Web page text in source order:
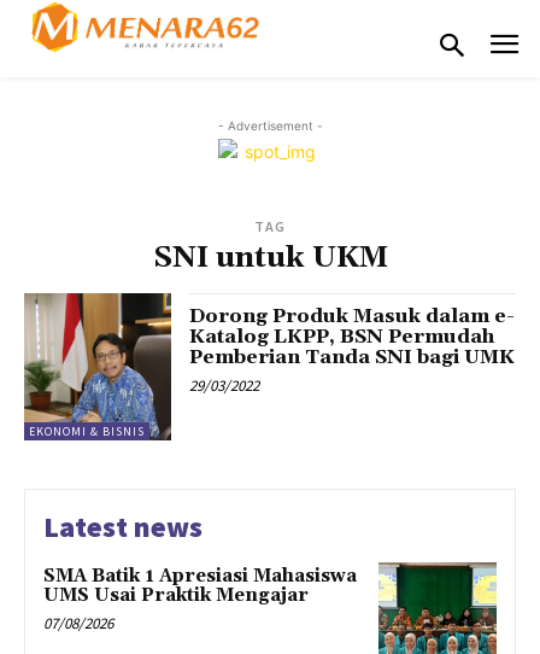
- Advertisement -
TAG
SNI untuk UKM
EKONOMI & BISNIS
Dorong Produk Masuk dalam e-
Katalog LKPP, BSN Permudah
Pemberian Tanda SNI bagi UMK
29/03/2022
Latest news
SMA Batik 1 Apresiasi Mahasiswa
UMS Usai Praktik Mengajar
07/08/2026